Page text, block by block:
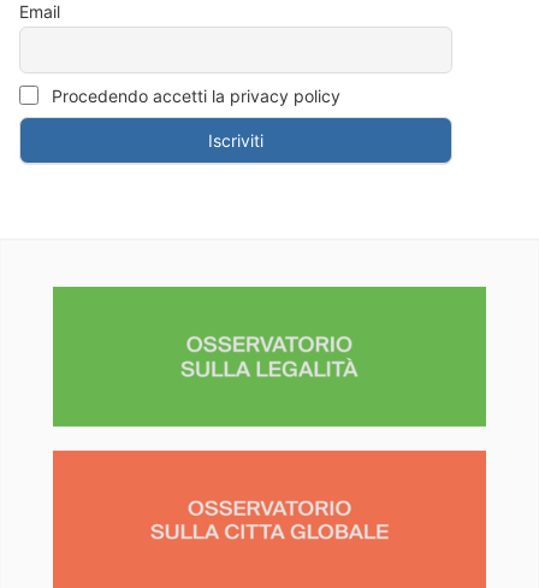
Email
Procedendo accetti la privacy policy